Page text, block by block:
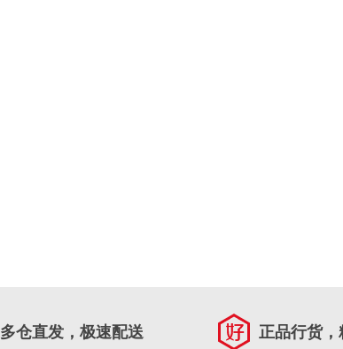
多仓直发，极速配送 正品行货，